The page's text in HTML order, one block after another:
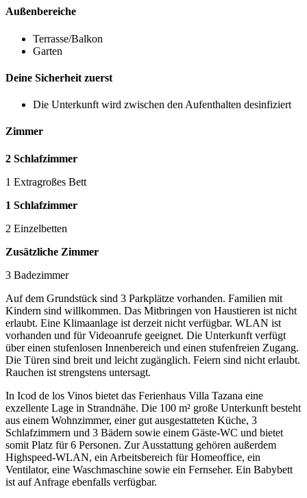
Außenbereiche
Terrasse/Balkon
Garten
Deine Sicherheit zuerst
Die Unterkunft wird zwischen den Aufenthalten desinfiziert
Zimmer
2 Schlafzimmer
1 Extragroßes Bett
1 Schlafzimmer
2 Einzelbetten
Zusätzliche Zimmer
3 Badezimmer
Auf dem Grundstück sind 3 Parkplätze vorhanden. Familien mit
Kindern sind willkommen. Das Mitbringen von Haustieren ist nicht
erlaubt. Eine Klimaanlage ist derzeit nicht verfügbar. WLAN ist
vorhanden und für Videoanrufe geeignet. Die Unterkunft verfügt
über einen stufenlosen Innenbereich und einen stufenfreien Zugang.
Die Türen sind breit und leicht zugänglich. Feiern sind nicht erlaubt.
Rauchen ist strengstens untersagt.
In Icod de los Vinos bietet das Ferienhaus Villa Tazana eine
exzellente Lage in Strandnähe. Die 100 m² große Unterkunft besteht
aus einem Wohnzimmer, einer gut ausgestatteten Küche, 3
Schlafzimmern und 3 Bädern sowie einem Gäste-WC und bietet
somit Platz für 6 Personen. Zur Ausstattung gehören außerdem
Highspeed-WLAN, ein Arbeitsbereich für Homeoffice, ein
Ventilator, eine Waschmaschine sowie ein Fernseher. Ein Babybett
ist auf Anfrage ebenfalls verfügbar.